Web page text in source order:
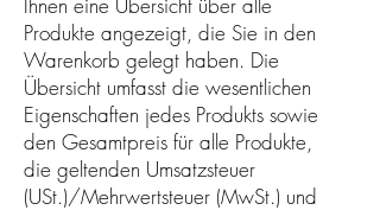
Produkte angezeigt, die Sie in den
Warenkorb gelegt haben. Die
Übersicht umfasst die wesentlichen
Eigenschaften jedes Produkts sowie
den Gesamtpreis für alle Produkte,
die geltenden Umsatzsteuer
(USt.)/Mehrwertsteuer (MwSt.) und